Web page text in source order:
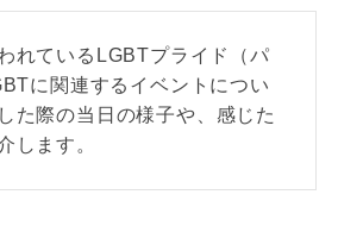
れているLGBTプライド（パ
に関連するイベントについ
た際の当日の様子や、感じた
します。